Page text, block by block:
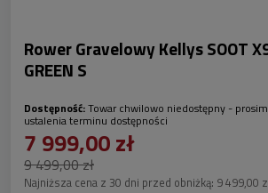
Rower Gravelowy Kellys SOOT
GREEN S
Dostępność:Towar chwilowo niedostępny -
ustalenia terminu dostępności
7 999,00 zł
9 499,00 zł
Najniższa cena z 30 dni przed obniżką: 9 499,00